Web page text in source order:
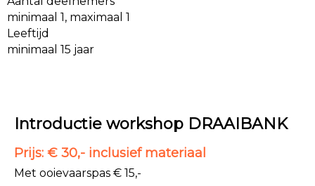
minimaal 1, maximaal 1
Leeftijd
minimaal 15 jaar
Introductie workshop DRAAIBANK
Prijs: € 30,- inclusief materiaal
Met ooievaarspas € 15,-